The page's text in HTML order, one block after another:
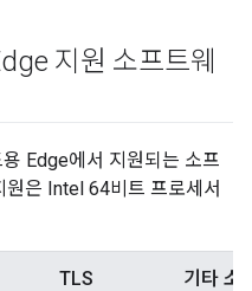
지원 소프트웨
Edge에서 지원되는 소프
은 Intel 64비트 프로세서
TLS 기타 소